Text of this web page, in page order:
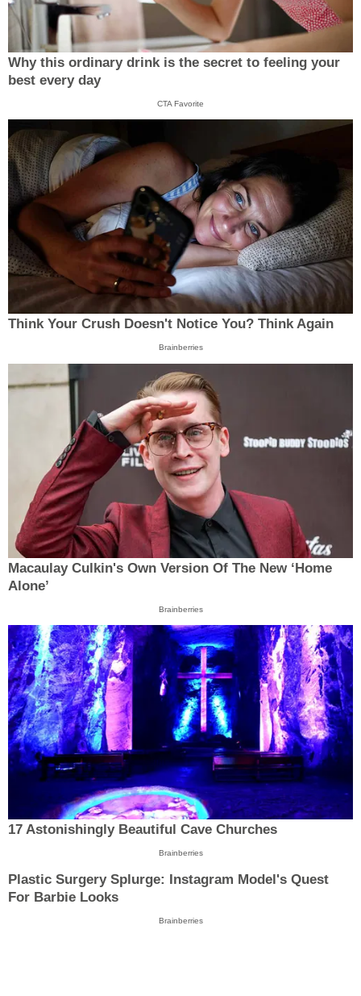
Why this ordinary drink is the secret to feeling your
best every day
CTA Favorite
Think Your Crush Doesn't Notice You? Think Again
Brainberries
Macaulay Culkin's Own Version Of The New ‘Home
Alone’
Brainberries
17 Astonishingly Beautiful Cave Churches
Brainberries
Plastic Surgery Splurge: Instagram Model's Quest
For Barbie Looks
Brainberries